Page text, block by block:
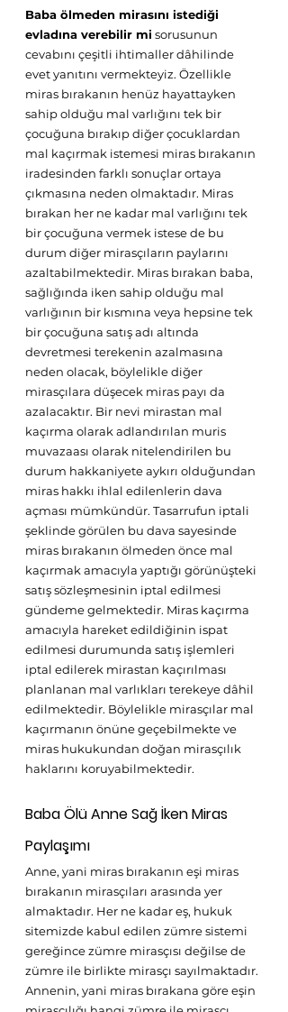
Baba ölmeden mirasını istediği
evladına verebilir mi sorusunun
cevabını çeşitli ihtimaller dâhilinde
evet yanıtını vermekteyiz. Özellikle
miras bırakanın henüz hayattayken
sahip olduğu mal varlığını tek bir
çocuğuna bırakıp diğer çocuklardan
mal kaçırmak istemesi miras bırakanın
iradesinden farklı sonuçlar ortaya
çıkmasına neden olmaktadır. Miras
bırakan her ne kadar mal varlığını tek
bir çocuğuna vermek istese de bu
durum diğer mirasçıların paylarını
azaltabilmektedir. Miras bırakan baba,
sağlığında iken sahip olduğu mal
varlığının bir kısmına veya hepsine tek
bir çocuğuna satış adı altında
devretmesi terekenin azalmasına
neden olacak, böylelikle diğer
mirasçılara düşecek miras payı da
azalacaktır. Bir nevi mirastan mal
kaçırma olarak adlandırılan muris
muvazaası olarak nitelendirilen bu
durum hakkaniyete aykırı olduğundan
miras hakkı ihlal edilenlerin dava
açması mümkündür. Tasarrufun iptali
şeklinde görülen bu dava sayesinde
miras bırakanın ölmeden önce mal
kaçırmak amacıyla yaptığı görünüşteki
satış sözleşmesinin iptal edilmesi
gündeme gelmektedir. Miras kaçırma
amacıyla hareket edildiğinin ispat
edilmesi durumunda satış işlemleri
iptal edilerek mirastan kaçırılması
planlanan mal varlıkları terekeye dâhil
edilmektedir. Böylelikle mirasçılar mal
kaçırmanın önüne geçebilmekte ve
miras hukukundan doğan mirasçılık
haklarını koruyabilmektedir.
Baba Ölü Anne Sağ İken Miras
Paylaşımı
Anne, yani miras bırakanın eşi miras
bırakanın mirasçıları arasında yer
almaktadır. Her ne kadar eş, hukuk
sitemizde kabul edilen zümre sistemi
gereğince zümre mirasçısı değilse de
zümre ile birlikte mirasçı sayılmaktadır.
Annenin, yani miras bırakana göre eşin